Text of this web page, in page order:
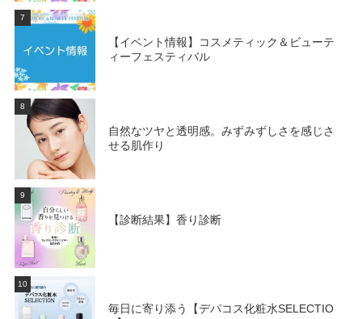
7
【イベント情報】コスメティック＆ビューテ
ィーフェスティバル
8
自然なツヤと透明感。みずみずしさを感じさ
せる肌作り
9
【診断結果】香り診断
10
毎日に寄り添う【デパコス化粧水SELECTIO